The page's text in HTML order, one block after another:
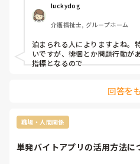
luckydog
介護福祉士, グループホーム
泊まられる人によりますよね。
いですが、徘徊とか問題行動が
指標となるので
回答を
職場・人間関係
単発バイトアプリの活用方法に